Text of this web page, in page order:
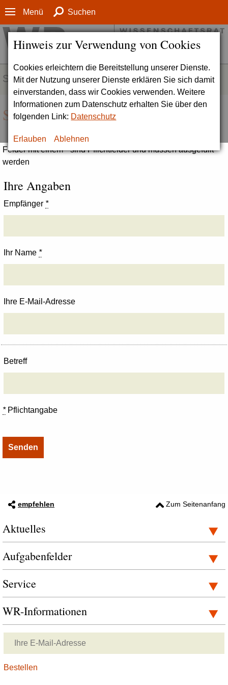
Hinweis zur Verwendung von Cookies
Cookies erleichtern die Bereitstellung unserer Dienste.
Mit der Nutzung unserer Dienste erklären Sie sich damit
einverstanden, dass wir Cookies verwenden. Weitere
Informationen zum Datenschutz erhalten Sie über den
folgenden Link: Datenschutz
Erlauben Ablehnen
Menü Suchen
SERVICE
Seite empfehlen
Felder mit einem * sind Pflichtfelder und müssen ausgefüllt
werden
Ihre Angaben
Empfänger *
Ihr Name *
Ihre E-Mail-Adresse
Betreff
*Pflichtangabe
empfehlen Zum Seitenanfang
Aktuelles
Aufgabenfelder
Service
WR-Informationen